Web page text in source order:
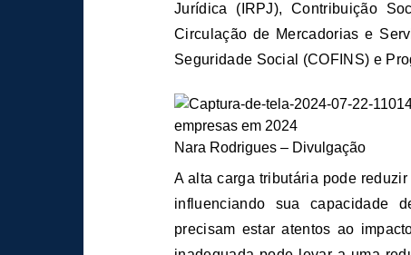
Jurídica (IRPJ), Contribuição
Circulação de Mercadorias e
Seguridade Social (COFINS) e
Nara Rodrigues – Divulgação
A alta carga tributária pode
influenciando sua capacidade
precisam estar atentos ao